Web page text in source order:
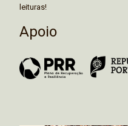
leituras!
Apoio